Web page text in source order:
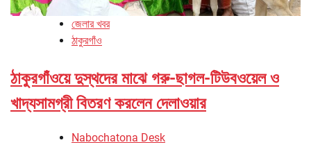
জেলার খবর
ঠাকুরগাঁও
ঠাকুরগাঁওয়ে দুস্থদের মাঝে গরু-ছাগল-টিউবওয়েল ও
খাদ্যসামগ্রী বিতরণ করলেন দেলাওয়ার
Nabochatona Desk